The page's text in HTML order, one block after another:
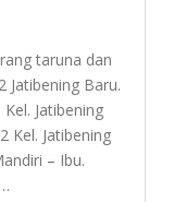
taruna dan
Jatibening Baru.
Jatibening
Kel. Jatibening
– Ibu.